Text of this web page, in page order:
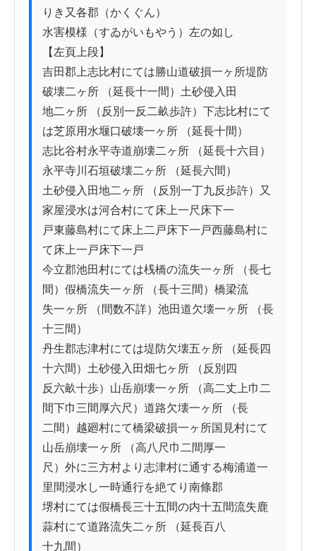
りき又各郡（かくぐん）
水害模様（すゐがいもやう）左の如し
【左頁上段】
吉田郡上志比村にては勝山道破損一ヶ所堤防
破壊二ヶ所 （延長十一間）土砂侵入田
地二ヶ所 （反別一反二畝歩許）下志比村にて
は芝原用水堰口破壊一ヶ所 （延長十間）
志比谷村永平寺道崩壊二ヶ所 （延長十六目）
永平寺川石垣破壊二ヶ所 （延長六間）
土砂侵入田地二ヶ所 （反別一丁九反歩許）又
家屋浸水は河合村にて床上一尺床下一
戸東藤島村にて床上二戸床下一戸西藤島村に
て床上一戸床下一戸
今立郡池田村にては桟橋の流失一ヶ所 （長七
間）假橋流失一ヶ所 （長十三間）橋梁流
失一ヶ所 （間数不詳）池田道欠壊一ヶ所 （長
十三間）
丹生郡志津村にては堤防欠壊五ヶ所 （延長四
十六間）土砂侵入田畑七ヶ所 （反別四
反六畝十歩）山岳崩壊一ヶ所 （高二丈上巾二
間下巾三間厚六尺）道路欠壊一ヶ所 （長
二間）越廻村にて橋梁破損一ヶ所国見村にて
山岳崩壊一ヶ所 （高八尺巾二間厚一
尺）外に三方村より志津村に通する梅浦道一
里間浸水し一時通行を絶てり南條郡
堺村にては假橋長三十五間の内十五間流失鹿
蒜村にて道路流失二ヶ所 （延長百八
十九間）